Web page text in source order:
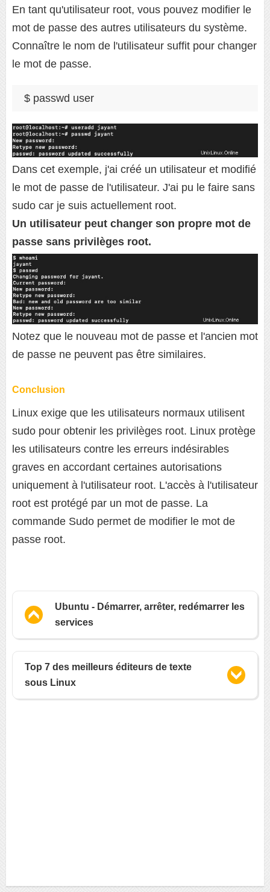
En tant qu'utilisateur root, vous pouvez modifier le
mot de passe des autres utilisateurs du système.
Connaître le nom de l'utilisateur suffit pour changer
le mot de passe.
Dans cet exemple, j'ai créé un utilisateur et modifié
le mot de passe de l'utilisateur. J'ai pu le faire sans
sudo car je suis actuellement root.
Un utilisateur peut changer son propre mot de
passe sans privilèges root.
Notez que le nouveau mot de passe et l'ancien mot
de passe ne peuvent pas être similaires.
Conclusion
Linux exige que les utilisateurs normaux utilisent
sudo pour obtenir les privilèges root. Linux protège
les utilisateurs contre les erreurs indésirables
graves en accordant certaines autorisations
uniquement à l'utilisateur root. L'accès à l'utilisateur
root est protégé par un mot de passe. La
commande Sudo permet de modifier le mot de
passe root.
Ubuntu - Démarrer, arrêter, redémarrer les
services
Top 7 des meilleurs éditeurs de texte
sous Linux